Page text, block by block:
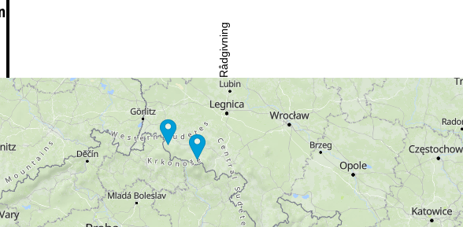
Til kontaktsiden
Rådgivning